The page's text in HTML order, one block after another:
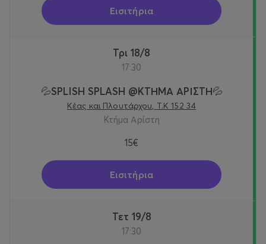
Εισιτήρια
Τρι 18/8
17:30
💦SPLISH SPLASH @KTΗΜΑ ΑΡΙΣΤΗ💦
Κέας και Πλουτάρχου, Τ.Κ 152 34
Κτήμα Αρίστη
15€
Εισιτήρια
Τετ 19/8
17:30